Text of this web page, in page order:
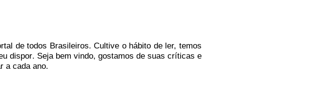
de todos Brasileiros. Cultive o hábito de ler, temos
dispor. Seja bem vindo, gostamos de suas críticas e
a cada ano.